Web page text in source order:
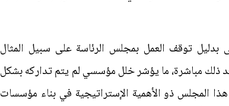
بدليل توقف العمل بمجلس الرئاسة على سبيل المثال
ذلك مباشرة، ما يؤشر خلل مؤسسي لم يتم تداركه بشكل
المجلس ذو الأهمية الإستراتيجية في بناء مؤسسات